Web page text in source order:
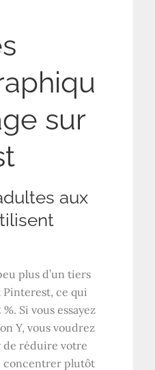
sur
aux
plus d’un tiers
ce qui
Si vous essayez
Y, vous voudrez
réduire votre
concentrer plutôt